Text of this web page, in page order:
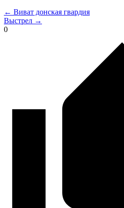
← Виват донская гвардия
Выстрел →
0